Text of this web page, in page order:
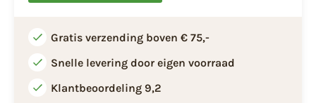
Gratis verzending boven € 75,-
Snelle levering door eigen voorraad
Klantbeoordeling 9,2